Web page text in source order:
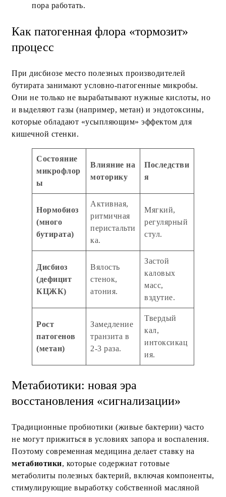
пора работать.
Как патогенная флора «тормозит»
процесс
При дисбиозе место полезных производителей
бутирата занимают условно-патогенные микробы.
Они не только не вырабатывают нужные кислоты, но
и выделяют газы (например, метан) и эндотоксины,
которые обладают «усыпляющим» эффектом для
кишечной стенки.
Состояние
микрофлор
ы
Влияние на
моторику
Последстви
я
Нормобиоз
(много
бутирата)
Активная,
ритмичная
перистальти
ка.
Мягкий,
регулярный
стул.
Дисбиоз
(дефицит
КЦЖК)
Вялость
стенок,
атония.
Застой
каловых
масс,
вздутие.
Рост
патогенов
(метан)
Замедление
транзита в
2-3 раза.
Твердый
кал,
интоксикац
ия.
Метабиотики: новая эра
восстановления «сигнализации»
Традиционные пробиотики (живые бактерии) часто
не могут прижиться в условиях запора и воспаления.
Поэтому современная медицина делает ставку на
метабиотики, которые содержиат готовые
метаболиты полезных бактерий, включая компоненты,
стимулирующие выработку собственной масляной